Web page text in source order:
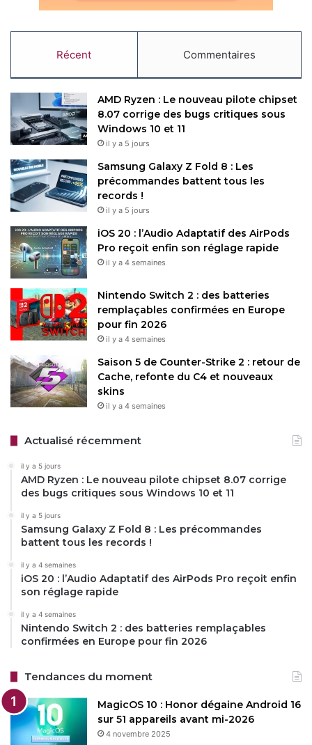
accessible, conçue pour simplifier l’enregistrement et la
) dans le moteur JavaScript V8, renforçant la sécurité
du navigateur. Les utilisateurs
deWindows,macOSetLinux (via les paquets deb, RPM
ou Snap) recevront cette mise à jour automatiquement,
bien que les utilisateurs Linux pourraient avoir à lancer
une mise à jour manuelle via leur gestionnaire de paquets.
Opera
Éditeur : Opera ( Site officiel)
Taille : 134 Mo
Licence :
Gratuit
Note : ☆☆☆☆☆
Langue : Français
Date :
07/05/2025
Enfin, cette version peaufine des fonctionnalités
existantes comme le Miniplayer pour les vidéos et le
, qui améliore sa stabilité et sa détection des pages
aussi autonome que celui de Firefox, qui fonctionne
localement après téléchargement des packs de langues, il
se distingue par sa rapidité et son respect de la
confidentialité. Pour plus de détails,le changelog
completest disponible sur le site officiel d’Opera.
Restez connecté via Google News
Suivez-nous pour les dernières mises à jour et guides.
Opera
Copy URL
Récent Commentaires
AMD Ryzen : Le nouveau pilote chipset
8.07 corrige des bugs critiques sous
Windows 10 et 11
il y a 5 jours
Samsung Galaxy Z Fold 8 : Les
précommandes battent tous les
records !
il y a 5 jours
iOS 20 : l’Audio Adaptatif des AirPods
Pro reçoit enfin son réglage rapide
il y a 4 semaines
Nintendo Switch 2 : des batteries
remplaçables confirmées en Europe
pour fin 2026
il y a 4 semaines
Saison 5 de Counter-Strike 2 : retour de
Cache, refonte du C4 et nouveaux
skins
il y a 4 semaines
Actualisé récemment
il y a 5 jours
AMD Ryzen : Le nouveau pilote chipset 8.07 corrige
des bugs critiques sous Windows 10 et 11
il y a 5 jours
Samsung Galaxy Z Fold 8 : Les précommandes
battent tous les records !
il y a 4 semaines
iOS 20 : l’Audio Adaptatif des AirPods Pro reçoit enfin
son réglage rapide
il y a 4 semaines
Nintendo Switch 2 : des batteries remplaçables
confirmées en Europe pour fin 2026
Tendances du moment
MagicOS 10 : Honor dégaine Android 16
sur 51 appareils avant mi-2026
4 novembre 2025